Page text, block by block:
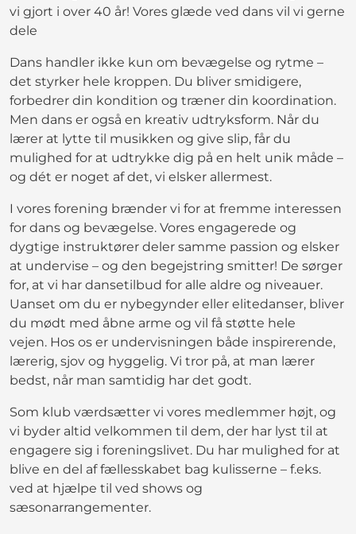
vi gjort i over 40 år! Vores glæde ved dans vil vi gerne
dele
Dans handler ikke kun om bevægelse og rytme –
det styrker hele kroppen. Du bliver smidigere,
forbedrer din kondition og træner din koordination.
Men dans er også en kreativ udtryksform. Når du
lærer at lytte til musikken og give slip, får du
mulighed for at udtrykke dig på en helt unik måde –
og dét er noget af det, vi elsker allermest.
I vores forening brænder vi for at fremme interessen
for dans og bevægelse. Vores engagerede og
dygtige instruktører deler samme passion og elsker
at undervise – og den begejstring smitter! De sørger
for, at vi har dansetilbud for alle aldre og niveauer.
Uanset om du er nybegynder eller elitedanser, bliver
du mødt med åbne arme og vil få støtte hele
vejen. Hos os er undervisningen både inspirerende,
lærerig, sjov og hyggelig. Vi tror på, at man lærer
bedst, når man samtidig har det godt.
Som klub værdsætter vi vores medlemmer højt, og
vi byder altid velkommen til dem, der har lyst til at
engagere sig i foreningslivet. Du har mulighed for at
blive en del af fællesskabet bag kulisserne – f.eks.
ved at hjælpe til ved shows og
sæsonarrangementer.